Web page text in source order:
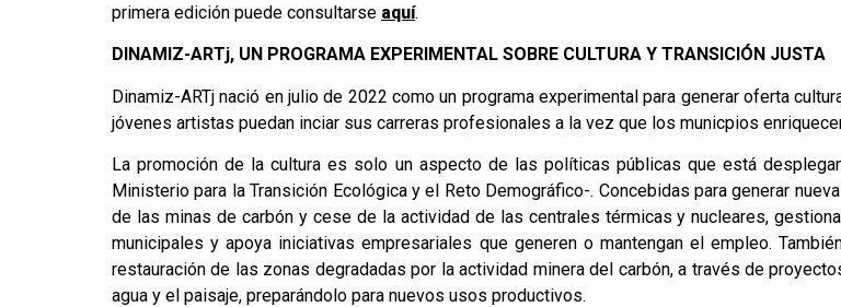
primera edición puede consultarse aquí.
DINAMIZ-ARTj, UN PROGRAMA EXPERIMENTAL SOBRE CULTURA Y TRANSICIÓN JUSTA
Dinamiz-ARTj nació en julio de 2022 como un programa experimental para generar oferta
jóvenes artistas puedan inciar sus carreras profesionales a la vez que los municpios
La promoción de la cultura es solo un aspecto de las políticas públicas que está
Ministerio para la Transición Ecológica y el Reto Demográfico-. Concebidas para generar
de las minas de carbón y cese de la actividad de las centrales térmicas y nucleares,
municipales y apoya iniciativas empresariales que generen o mantengan el empleo.
restauración de las zonas degradadas por la actividad minera del carbón, a través de
agua y el paisaje, preparándolo para nuevos usos productivos.